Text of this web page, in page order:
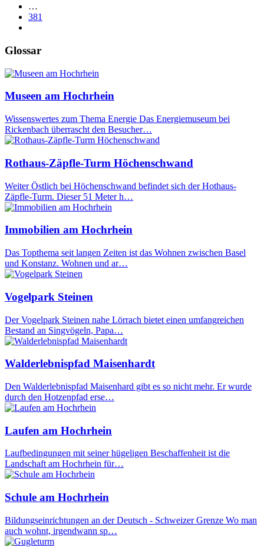
…
381
Glossar
Museen am Hochrhein
Wissenswertes zum Thema Energie Das Energiemuseum bei
Rickenbach überrascht den Besucher…
Rothaus-Zäpfle-Turm Höchenschwand
Weiter Östlich bei Höchenschwand befindet sich der Hothaus-
Zäpfle-Turm. Dieser 51 Meter h…
Immobilien am Hochrhein
Das Topthema seit langen Zeiten ist das Wohnen zwischen Basel
und Konstanz. Wohnen und ar…
Vogelpark Steinen
Der Vogelpark Steinen nahe Lörrach bietet einen umfangreichen
Bestand an Singvögeln, Papa…
Walderlebnispfad Maisenhardt
Den Walderlebnispfad Maisenhard gibt es so nicht mehr. Er wurde
durch den Hotzenpfad erse…
Laufen am Hochrhein
Laufbedingungen mit seiner hügeligen Beschaffenheit ist die
Landschaft am Hochrhein für…
Schule am Hochrhein
Bildungseinrichtungen an der Deutsch - Schweizer Grenze Wo man
auch wohnt, irgendwann sp…